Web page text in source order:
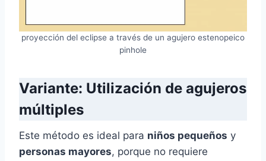
proyección del eclipse a través de un agujero estenopeico
pinhole
Variante: Utilización de agujeros
múltiples
Este método es ideal para niños pequeños y
personas mayores, porque no requiere